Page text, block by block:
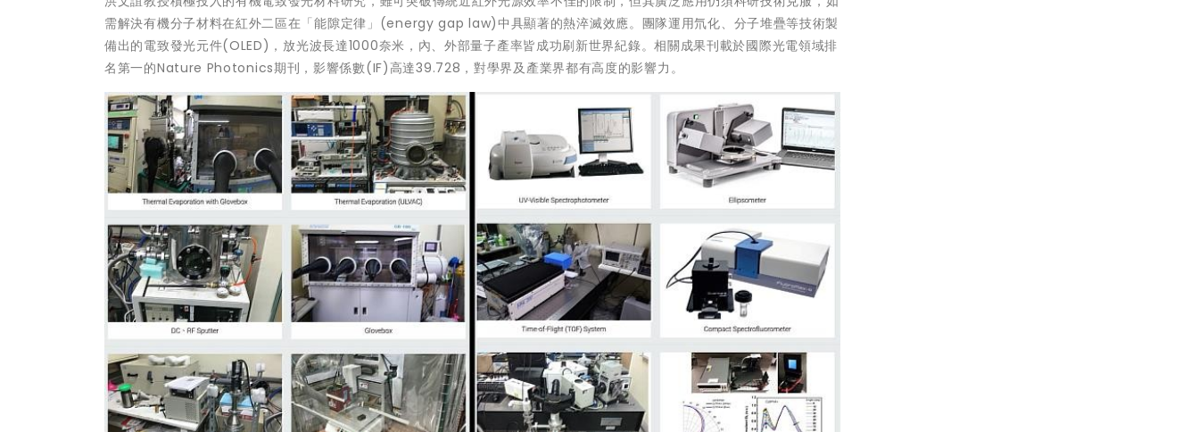
需解決有機分子材料在紅外二區在「能隙定律」(energy gap law)中具顯著的熱淬滅效應。團隊運用氘化、分子堆疊等技術製
備出的電致發光元件(OLED)，放光波長達1000奈米，內、外部量子產率皆成功刷新世界紀錄。相關成果刊載於國際光電領域排
名第一的Nature Photonics期刊，影響係數(IF)高達39.728，對學界及產業界都有高度的影響力。